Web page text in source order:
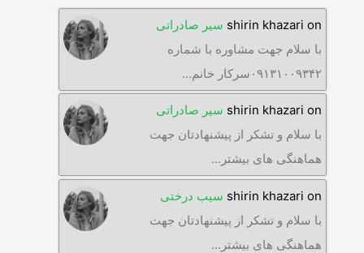
shirin khazari on
سیر صادراتی
با سلام جهت مشاوره با شماره
۰۹۱۳۱۰۰۹۳۴۲سرکار خانم…
shirin khazari on
سیر صادراتی
با سلام و تشکر از پیشنهادتان جهت
هماهنگی های بیشتر…
shirin khazari on
سیب درختی
با سلام و تشکر از پیشنهادتان جهت
هماهنگی های بیشتر…